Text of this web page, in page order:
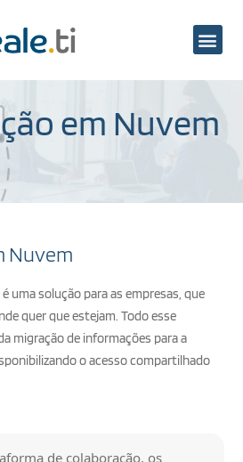
em Nuvem
Nuvem
uma solução para as empresas, que
quer que estejam. Todo esse
migração de informações para a
o acesso compartilhado
de colaboração, os